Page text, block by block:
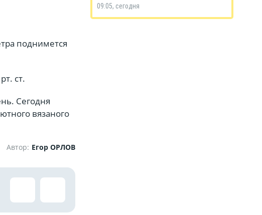
поднимется
ст.
Сегодня
вязаного
Автор: Егор ОРЛОВ
09:05, сегодня